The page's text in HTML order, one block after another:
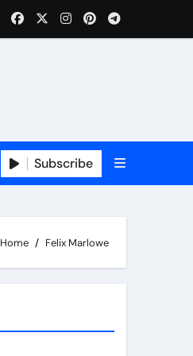
Subscribe
Home Felix Marlowe